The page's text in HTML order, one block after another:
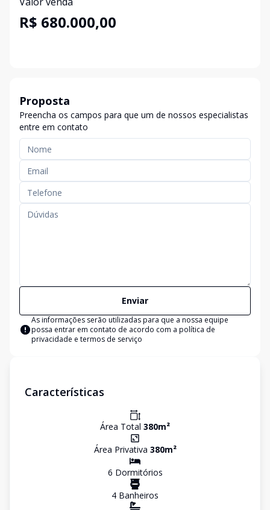
R$ 680.000,00
Proposta
Preencha os campos para que um de nossos especialistas
entre em contato
Enviar
As informações serão utilizadas para que a nossa equipe
possa entrar em contato de acordo com a política de
privacidade e termos de serviço
Características
Área Total 380m²
Área Privativa 380m²
6 Dormitórios
4 Banheiros